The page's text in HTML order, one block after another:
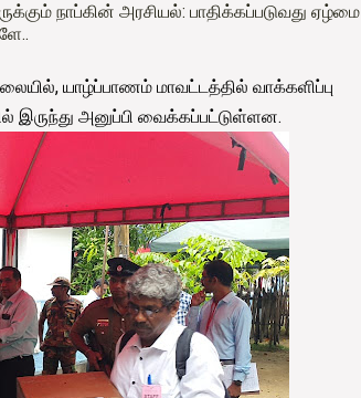
நாப்கின் அரசியல்: பாதிக்கப்படுவது ஏழ்மை
யாழ்ப்பாணம் மாவட்டத்தில் வாக்களிப்பு
இருந்து அனுப்பி வைக்கப்பட்டுள்ளன.